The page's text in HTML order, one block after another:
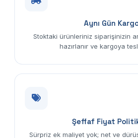
Aynı Gün
Stoktaki ürünleriniz siparişinizin
hazırlanır ve kargoya
Şeffaf Fiyat
Sürpriz ek maliyet yok; net ve